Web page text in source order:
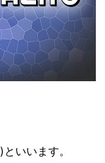
)といいます。